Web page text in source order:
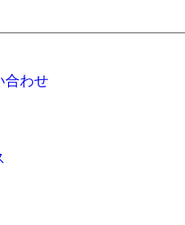
合わせ